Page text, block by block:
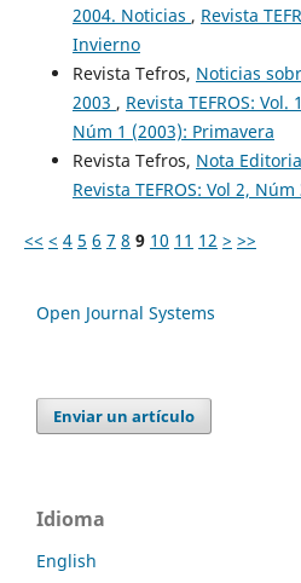
2004. Noticias , Revista
Invierno
Revista Tefros, Noticias
2003 , Revista TEFROS:
Núm 1 (2003): Primavera
Revista Tefros, Nota
Revista TEFROS: Vol 2,
<< < 4 5 6 7 8 9 10 11 12 > >>
Open Journal Systems
Enviar un artículo
Idioma
English